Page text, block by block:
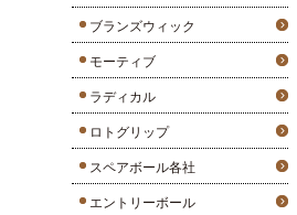
ブランズウィック
モーティブ
ラディカル
ロトグリップ
スペアボール各社
エントリーボール